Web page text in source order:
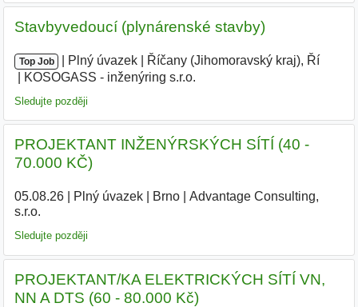
Stavbyvedoucí (plynárenské stavby)
Top Job Plný úvazek Říčany (Jihomoravský kraj), Ří
KOSOGASS - inženýring s.r.o.
Sledujte později
PROJEKTANT INŽENÝRSKÝCH SÍTÍ (40 -
70.000 KČ)
05.08.26| Plný úvazek| Brno|
Advantage Consulting,
s.r.o.
Sledujte později
PROJEKTANT/KA ELEKTRICKÝCH SÍTÍ VN,
NN A DTS (60 - 80.000 Kč)